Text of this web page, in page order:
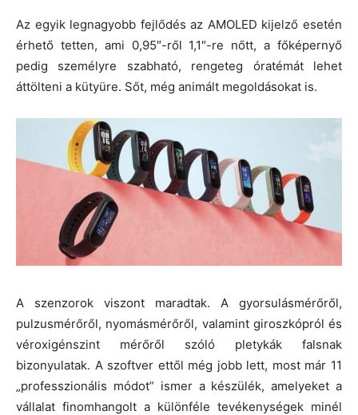
Az egyik legnagyobb fejlődés az AMOLED kijelző esetén
érhető tetten, ami 0,95″-ről 1,1″-re nőtt, a főképernyő
pedig személyre szabható, rengeteg óratémát lehet
áttölteni a kütyüre. Sőt, még animált megoldásokat is.
A szenzorok viszont maradtak. A gyorsulásmérőről,
pulzusmérőről, nyomásmérőről, valamint giroszkópról és
véroxigénszint mérőről szóló pletykák falsnak
bizonyulatak. A szoftver ettől még jobb lett, most már 11
„professzionális módot” ismer a készülék, amelyeket a
vállalat finomhangolt a különféle tevékenységek minél